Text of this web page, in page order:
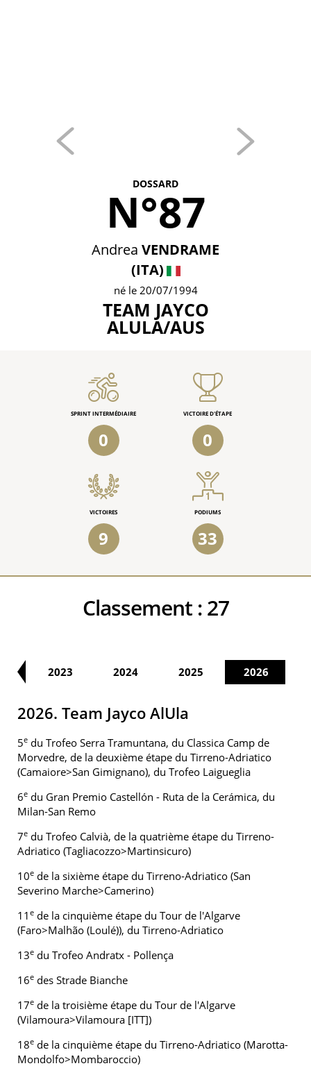
DOSSARD
N°87
Andrea VENDRAME
(ITA)
né le 20/07/1994
TEAM JAYCO
ALULA/AUS
SPRINT INTERMÉDIAIRE
0
VICTOIRE D'ÉTAPE
0
VICTOIRES
9
PODIUMS
33
Classement :27
2023 2024 2025 2026
2026. Team Jayco AlUla
5e du Trofeo Serra Tramuntana, du Classica Camp de
Morvedre, de la deuxième étape du Tirreno-Adriatico
(Camaiore>San Gimignano), du Trofeo Laigueglia
6e du Gran Premio Castellón - Ruta de la Cerámica, du
Milan-San Remo
7e du Trofeo Calvià, de la quatrième étape du Tirreno-
Adriatico (Tagliacozzo>Martinsicuro)
10e de la sixième étape du Tirreno-Adriatico (San
Severino Marche>Camerino)
11 e de la cinquième étape du Tour de l'Algarve
(Faro>Malhão (Loulé)), du Tirreno-Adriatico
13e du Trofeo Andratx - Pollença
16e des Strade Bianche
17e de la troisième étape du Tour de l'Algarve
(Vilamoura>Vilamoura [ITT])
18e de la cinquième étape du Tirreno-Adriatico (Marotta-
Mondolfo>Mombaroccio)